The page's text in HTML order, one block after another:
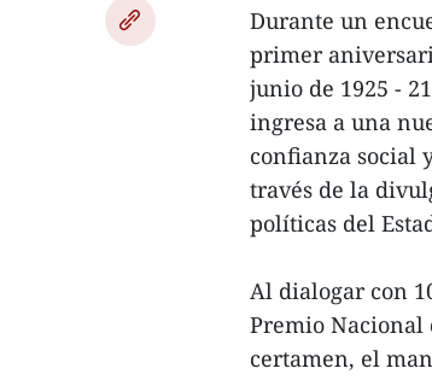
Durante un
primer
junio de 1925 -
ingresa a una
confianza social
través de la
políticas del
Al dialogar con
Premio Nacional
certamen, el